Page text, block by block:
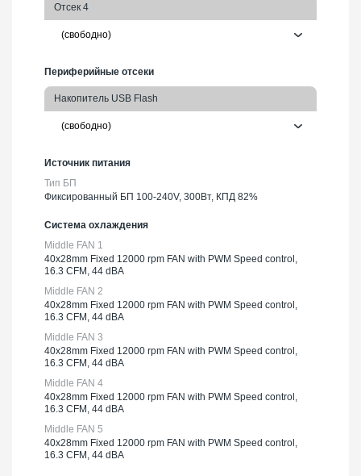
Отсек 4
Периферийные отсеки
Накопитель USB Flash
Источник питания
Тип БП
Фиксированный БП 100-240V, 300Вт, КПД 82%
Система охлаждения
Middle FAN 1
40х28mm Fixed 12000 rpm FAN with PWM Speed control,
16.3 CFM, 44 dBA
Middle FAN 2
40х28mm Fixed 12000 rpm FAN with PWM Speed control,
16.3 CFM, 44 dBA
Middle FAN 3
40х28mm Fixed 12000 rpm FAN with PWM Speed control,
16.3 CFM, 44 dBA
Middle FAN 4
40х28mm Fixed 12000 rpm FAN with PWM Speed control,
16.3 CFM, 44 dBA
Middle FAN 5
40х28mm Fixed 12000 rpm FAN with PWM Speed control,
16.3 CFM, 44 dBA